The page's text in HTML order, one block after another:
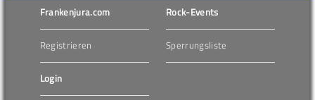
Frankenjura.com
Registrieren
Login
Rock-Events
Sperrungsliste